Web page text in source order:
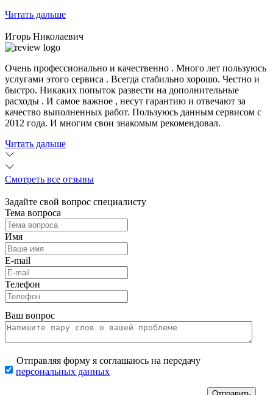
Читать дальше
Игорь Николаевич
Очень профессионально и качественно . Много лет пользуюсь
услугами этого сервиса . Всегда стабильно хорошо. Честно и
быстро. Никаких попыток развести на дополнительные
расходы . И самое важное , несут гарантию и отвечают за
качество выполненных работ. Пользуюсь данным сервисом с
2012 года. И многим свои знакомым рекомендовал.
Читать дальше
Смотреть все отзывы
Задайте свой вопрос специалисту
Тема вопроса
Имя
E-mail
Телефон
Ваш вопрос
Отправляя форму я соглашаюсь на передачу
персональных данных